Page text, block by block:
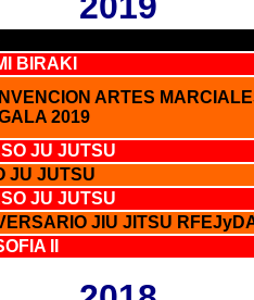
BIRAKI
ARTES
2019
JU JUTSU
JU JUTSU
JU JUTSU
JIU JITSU
II